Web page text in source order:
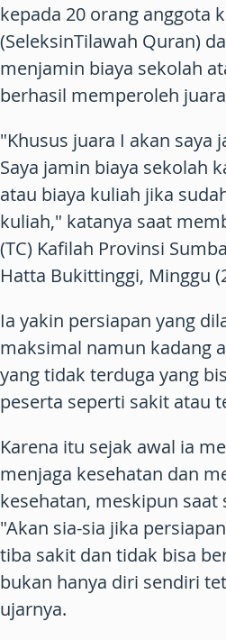
kepada 20 orang anggota
(SeleksinTilawah Quran)
menjamin biaya sekolah
berhasil memperoleh
"Khusus juara I akan saya
Saya jamin biaya sekolah
atau biaya kuliah jika
kuliah," katanya saat
(TC) Kafilah Provinsi
Hatta Bukittinggi, Minggu
Ia yakin persiapan yang
maksimal namun kadang
yang tidak terduga yang
peserta seperti sakit atau
Karena itu sejak awal ia
menjaga kesehatan dan
kesehatan, meskipun saat
"Akan sia-sia jika
tiba sakit dan tidak bisa
bukan hanya diri sendiri
ujarnya.